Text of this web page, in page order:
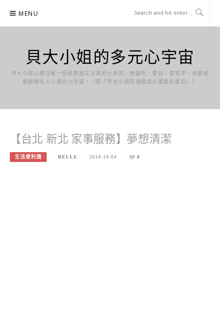
content
MENU
貝大小姐的多元心宇宙
貝大小姐心裡住著一個既勇敢又天真的小女孩，她愛吃、愛玩、愛寫字，也愛偷
偷觀察別人心裡的小宇宙。（原『貝大小姐與瑞餚姐の囂脂私蜜話』）
【台北 新北 家事服務】夢想清潔
生活便利通 BELLE 2018-10-04 0